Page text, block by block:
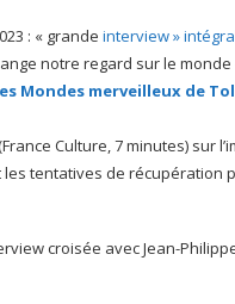
: « grande interview »
notre regard sur le
Mondes merveilleux de
Culture, 7 minutes) sur
les tentatives de récupération
croisée avec Jean-